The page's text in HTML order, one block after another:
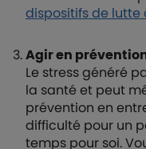
dispositifs de lutte
Agir en
Le stress généré
la santé et peut
prévention en
difficulté pour un
temps pour soi.